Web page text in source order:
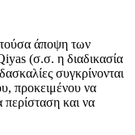
άποψη των
(σ.σ. η διαδικασία
συγκρίνονται
προκειμένου να
περίσταση και να